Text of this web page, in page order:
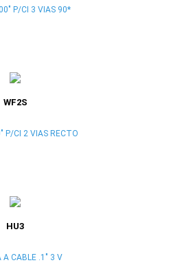
P/CI 3 VIAS 90*
WF2S
P/CI 2 VIAS RECTO
HU3
A CABLE .1" 3 V